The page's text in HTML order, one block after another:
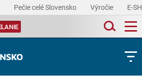
Pečie celé Slovensko Výročie E-